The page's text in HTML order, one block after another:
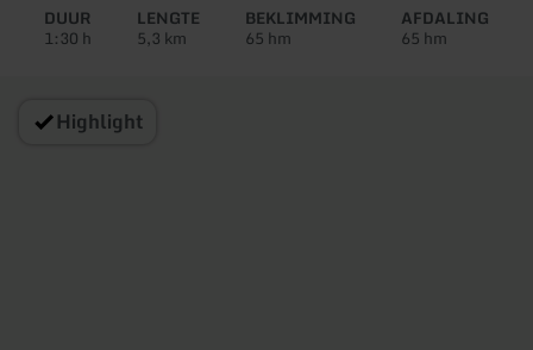
DUUR
1:30 h
LENGTE
5,3 km
BEKLIMMING
65 hm
AFDALING
65 hm
Highlight